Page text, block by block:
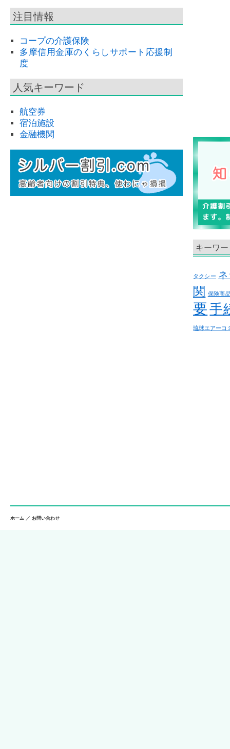
キーワ
タクシー
関 保険商
要手
琉球エアーコ
注目情報
コープの介護保険
多摩信用金庫のくらしサポート応援制
度
人気キーワード
航空券
宿泊施設
金融機関
ホーム ／ お問い合わせ